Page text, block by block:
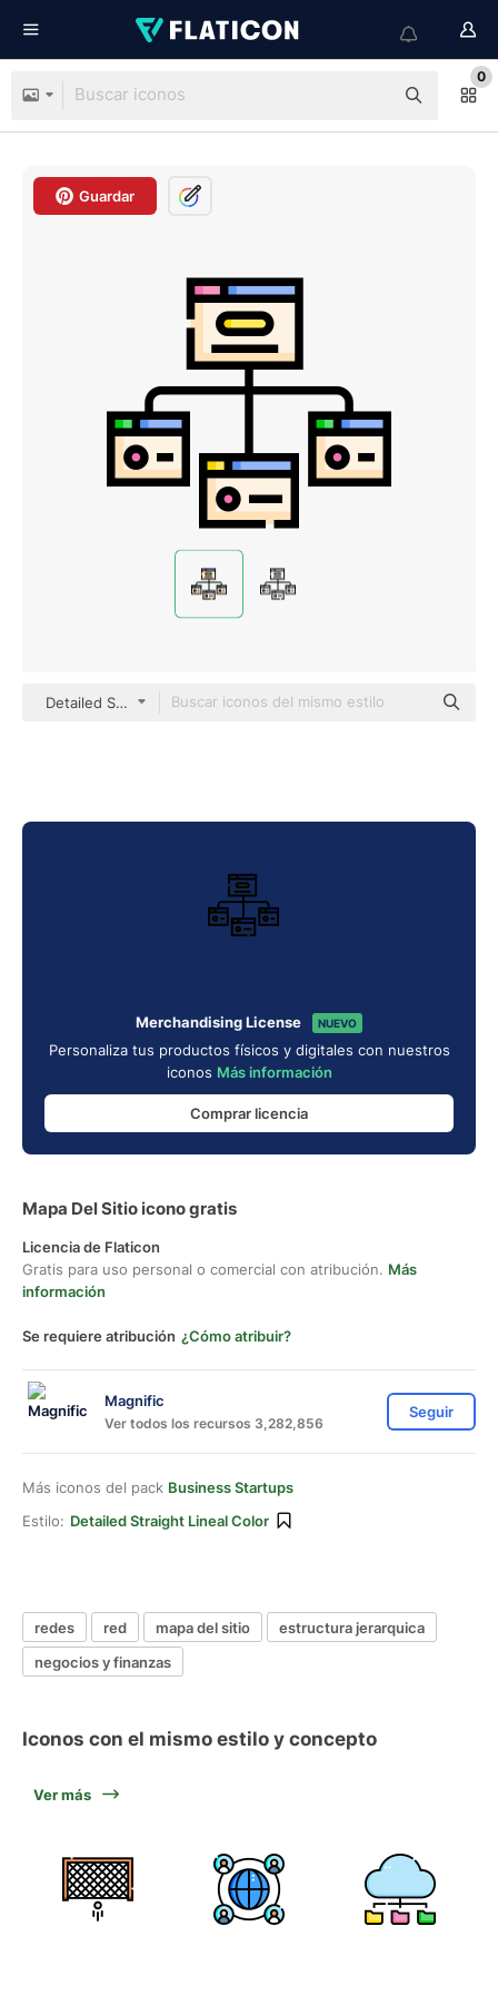
0
Guardar
Detailed Straight Lineal color
Merchandising License NUEVO
Personaliza tus productos físicos y digitales con nuestros
iconos Más información
Comprar licencia
Mapa Del Sitio icono gratis
Licencia de Flaticon
Gratis para uso personal o comercial con atribución. Más
información
Se requiere atribución ¿Cómo atribuir?
Magnific
Ver todos los recursos 3,282,856
Seguir
Más iconos del pack Business Startups
Estilo: Detailed Straight Lineal Color
redes red mapa del sitio
estructura jerarquica
negocios y finanzas
Iconos con el mismo estilo y concepto
Ver más